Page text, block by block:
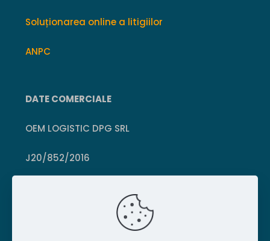
Soluționarea online a litigiilor
ANPC
DATE COMERCIALE
OEM LOGISTIC DPG SRL
J20/852/2016
Crișcior, Hunedoara